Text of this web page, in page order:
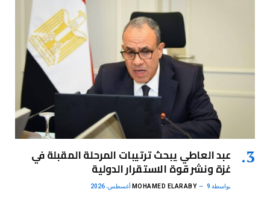
عبد العاطي يبحث ترتيبات المرحلة المقبلة في
غزة ونشر قوة الاستقرار الدولية
بواسطة MOHAMED ELARABY 9 أغسطس، 2026